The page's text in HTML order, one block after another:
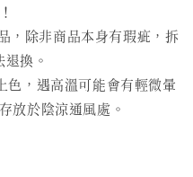
除非商品本身有瑕疵，拆
換。
，遇高溫可能會有輕微暈
放於陰涼通風處。